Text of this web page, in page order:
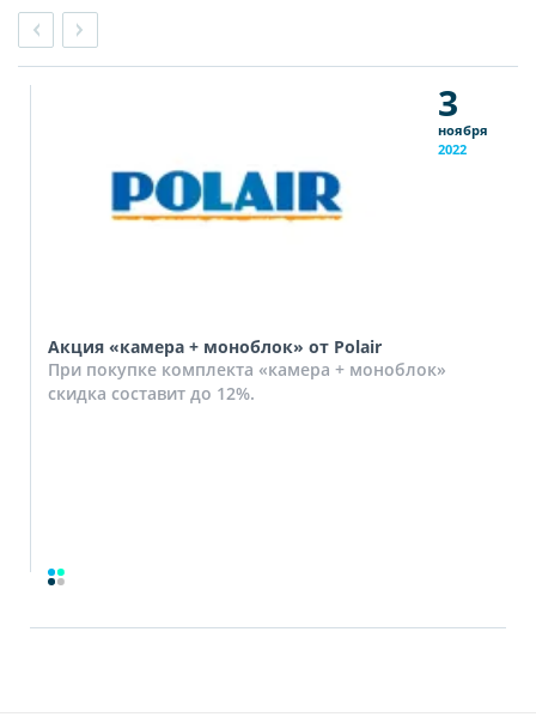
3
ноября
2022
Акция «камера + моноблок» от Polair
При покупке комплекта «камера + моноблок»
скидка составит до 12%.